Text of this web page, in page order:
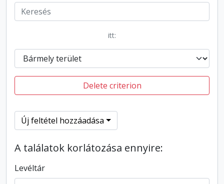
itt:
Delete criterion
Új feltétel hozzáadása
A találatok korlátozása ennyire:
Levéltár